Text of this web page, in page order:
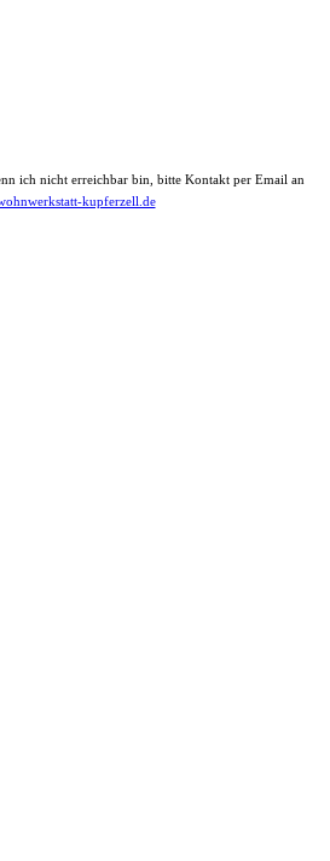
ich nicht erreichbar bin, bitte Kontakt per Email an
kupferzell.de